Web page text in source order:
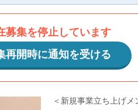
募集を停止しています
再開時に通知を受ける
＜新規事業立ち上げメ